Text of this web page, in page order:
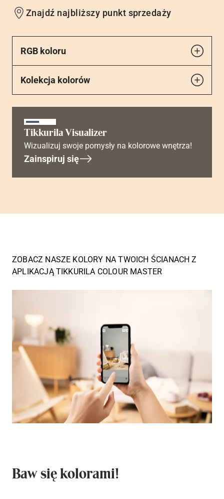
wishlist
Znajdź najbliższy punkt sprzedaży
RGB koloru
Kolekcja kolorów
Tikkurila Visualizer
Wizualizuj swoje pomysły na kolorowe wnętrza!
Zainspiruj się
ZOBACZ NASZE KOLORY NA TWOICH ŚCIANACH Z
APLIKACJĄ TIKKURILA COLOUR MASTER
Baw się kolorami!